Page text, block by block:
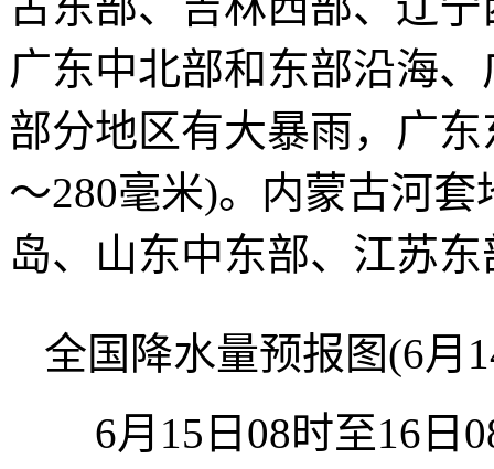
广东中北部和东部沿海
部分地区有大暴雨，广
～280毫米)。内蒙古河
岛、山东中东部、江苏
全国降水量预报图(6月
6月15日08时至16日